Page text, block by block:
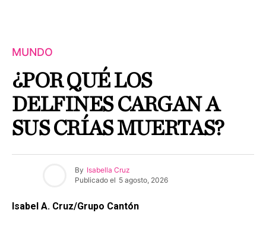
MUNDO
¿POR QUÉ LOS
DELFINES CARGAN A
SUS CRÍAS MUERTAS?
By Isabella Cruz
Publicado el 5 agosto, 2026
Isabel A. Cruz/Grupo Cantón